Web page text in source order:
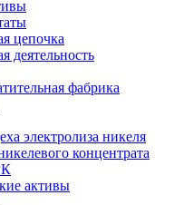
цепочка
деятельность
фабрика
электролиза никеля
концентрата
активы